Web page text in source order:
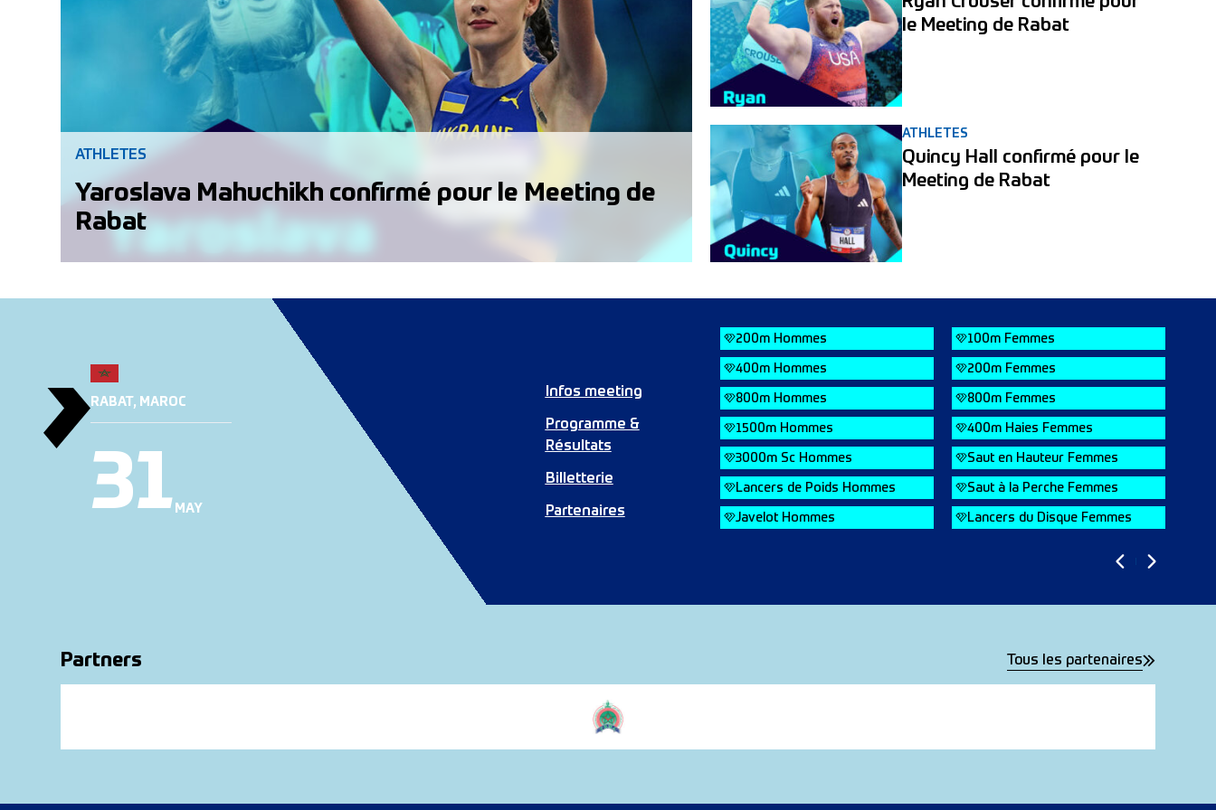
ATHLETES
Yaroslava Mahuchikh confirmé pour le Meeting de
Rabat
le Meeting de Rabat
ATHLETES
Quincy Hall confirmé pour le
Meeting de Rabat
RABAT, MAROC
31 MAY
Infos meeting
Programme &
Résultats
Billetterie
Partenaires
200m Hommes
400m Hommes
800m Hommes
1500m Hommes
3000m Sc Hommes
Lancers de Poids Hommes
Javelot Hommes
100m Femmes
200m Femmes
800m Femmes
400m Haies Femmes
Saut en Hauteur Femmes
Saut à la Perche Femmes
Lancers du Disque Femmes
Partners Tous les partenaires